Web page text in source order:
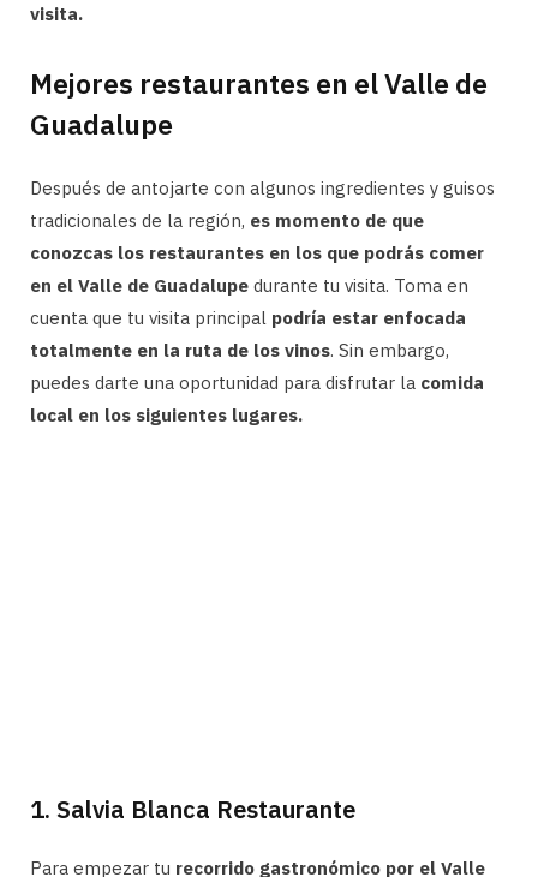
visita.
Mejores restaurantes en el Valle de
Guadalupe
Después de antojarte con algunos ingredientes y guisos
tradicionales de la región, es momento de que
conozcas los restaurantes en los que podrás comer
en el Valle de Guadalupe durante tu visita. Toma en
cuenta que tu visita principal podría estar enfocada
totalmente en la ruta de los vinos. Sin embargo,
puedes darte una oportunidad para disfrutar la comida
local en los siguientes lugares.
1. Salvia Blanca Restaurante
Para empezar tu recorrido gastronómico por el Valle